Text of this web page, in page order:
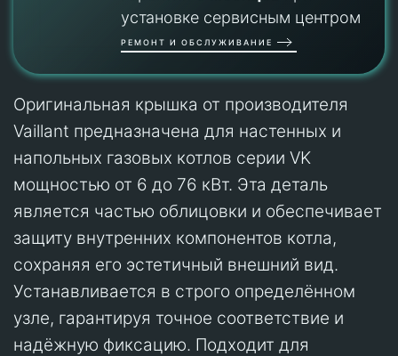
установке сервисным центром
РЕМОНТ И ОБСЛУЖИВАНИЕ
Оригинальная крышка от производителя
Vaillant предназначена для настенных и
напольных газовых котлов серии VK
мощностью от 6 до 76 кВт. Эта деталь
является частью облицовки и обеспечивает
защиту внутренних компонентов котла,
сохраняя его эстетичный внешний вид.
Устанавливается в строго определённом
узле, гарантируя точное соответствие и
надёжную фиксацию. Подходит для